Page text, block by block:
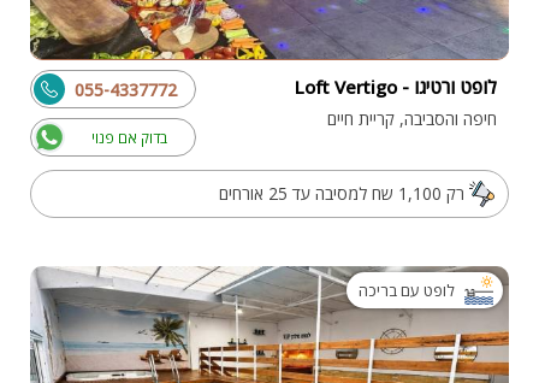
לופט ורטיגו - Loft Vertigo
חיפה והסביבה, קריית חיים
בדוק אם פנוי
055-4337772
רק 1,100 שח למסיבה עד 25 אורחים
לופט עם בריכה